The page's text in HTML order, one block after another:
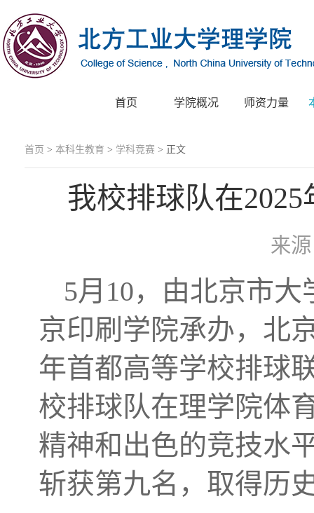
首页 学院概况 师资力量
首页 > 本科生教育 > 学科竞赛 > 正文
我校排球队在
来
5月10，由北京市
京印刷学院承办，北
年首都高等学校排球
校排球队在理学院体
精神和出色的竞技水
斩获第九名，取得历